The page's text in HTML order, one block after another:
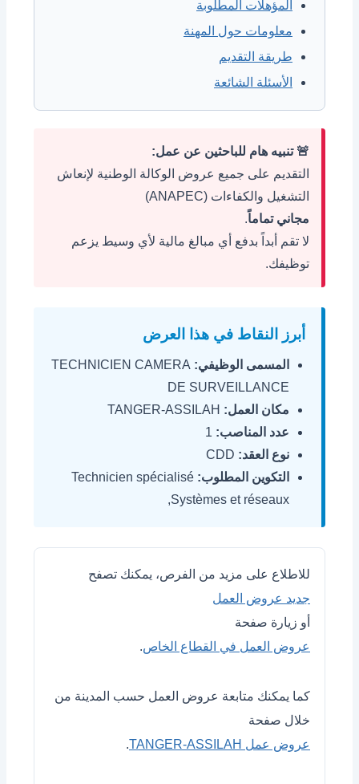
المؤهلات المطلوبة
معلومات حول المهنة
طريقة التقديم
الأسئلة الشائعة
🚨 تنبيه هام للباحثين عن عمل:
التقديم على جميع عروض الوكالة الوطنية لإنعاش
التشغيل والكفاءات (ANAPEC)
مجاني تماماً.
لا تقم أبداً بدفع أي مبالغ مالية لأي وسيط يزعم
توظيفك.
أبرز النقاط في هذا العرض
المسمى الوظيفي: TECHNICIEN CAMERA
DE SURVEILLANCE
مكان العمل:
عدد المناصب:
نوع العقد:
التكوين المطلوب: Technicien spécialisé
,Systèmes et réseaux
للاطلاع على مزيد من الفرص، يمكنك تصفح
جديد عروض العمل
أو زيارة صفحة
عروض العمل في القطاع الخاص.
كما يمكنك متابعة عروض العمل حسب المدينة من
خلال صفحة
عروض عمل TANGER-ASSILAH
.